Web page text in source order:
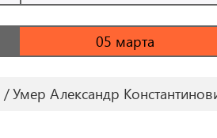
Умер Александр